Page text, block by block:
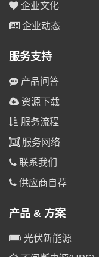
企业文化
企业动态
服务支持
产品问答
资源下载
服务流程
服务网络
联系我们
供应商自荐
产品 & 方案
光伏新能源